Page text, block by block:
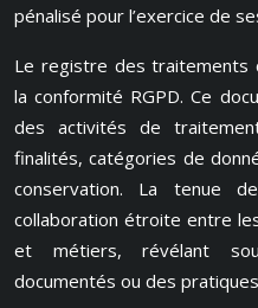
pénalisé pour l’exercice de
Le registre des traitements
la conformité RGPD. Ce
des activités de
finalités, catégories de
conservation. La tenue
collaboration étroite entre
et métiers, révélant
documentés ou des